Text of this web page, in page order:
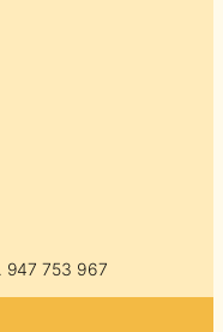
947 753 967